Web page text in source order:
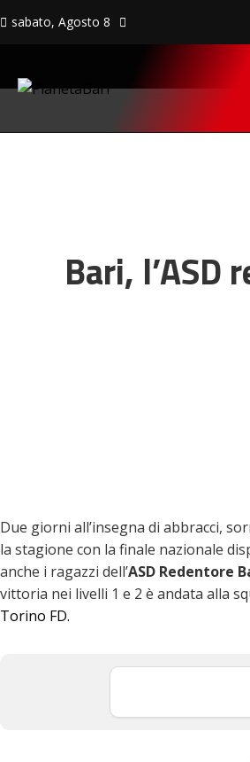
sabato, Agosto 8
Bari,
Due giorni all’insegna di abbracci,
la stagione con la finale nazionale
anche i ragazzi dell’ASD Redentore
vittoria nei livelli 1 e 2 è andata alla
Torino FD.